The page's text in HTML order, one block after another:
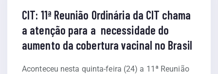
CIT: 11ª Reunião Ordinária da CIT chama
a atenção para a necessidade do
aumento da cobertura vacinal no Brasil
Aconteceu nesta quinta-feira (24) a 11ª Reunião